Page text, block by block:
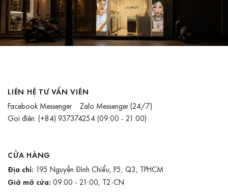
LIÊN HỆ TƯ VẤN VIÊN
Facebook Messenger Zalo Messenger(24/7)
Gọi điện: (+84) 937374254(09:00 - 21:00)
CỬA HÀNG
Địa chỉ: 195 Nguyễn Đình Chiểu, P5, Q3, TPHCM
Giờ mở cửa: 09:00 - 21:00, T2-CN